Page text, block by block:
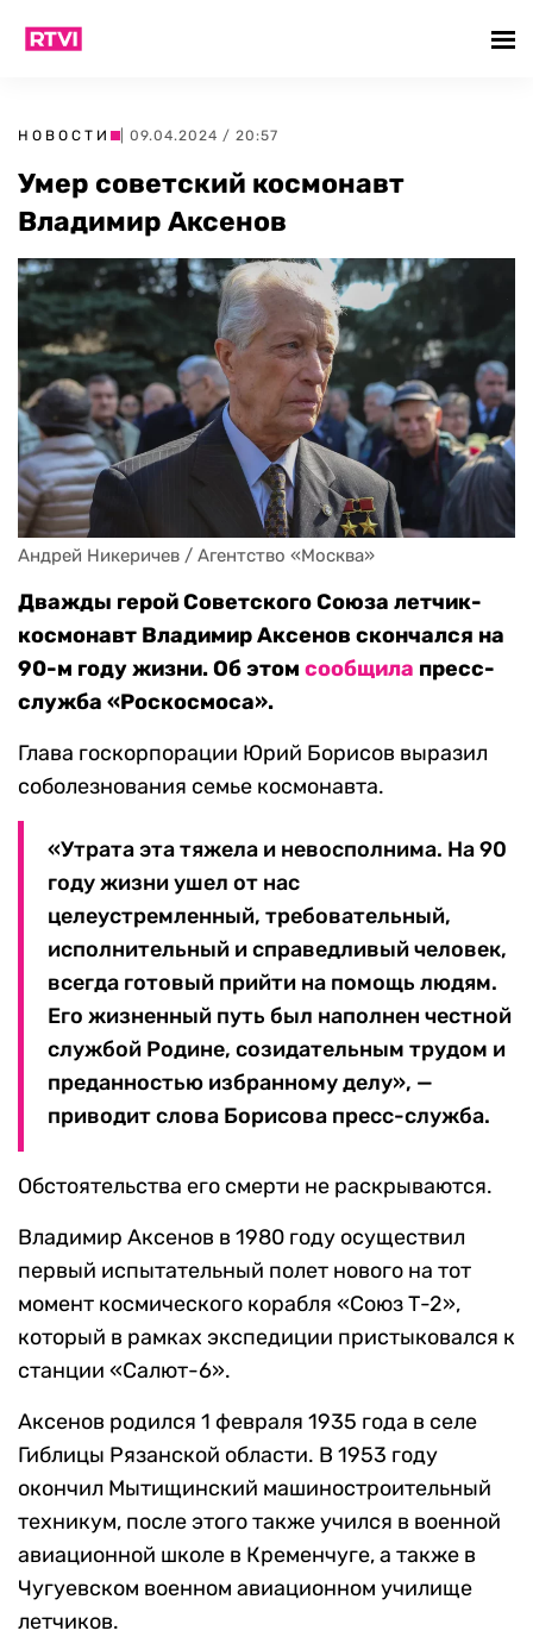
НОВОСТИ | 09.04.2024 / 20:57
Умер советский космонавт
Владимир Аксенов
Андрей Никеричев / Агентство «Москва»
Дважды герой Советского Союза летчик-
космонавт Владимир Аксенов скончался на
90-м году жизни. Об этом сообщила пресс-
служба «Роскосмоса».
Глава госкорпорации Юрий Борисов выразил
соболезнования семье космонавта.
«Утрата эта тяжела и невосполнима. На 90
году жизни ушел от нас
целеустремленный, требовательный,
исполнительный и справедливый человек,
всегда готовый прийти на помощь людям.
Его жизненный путь был наполнен честной
службой Родине, созидательным трудом и
преданностью избранному делу», —
приводит слова Борисова пресс-служба.
Обстоятельства его смерти не раскрываются.
Владимир Аксенов в 1980 году осуществил
первый испытательный полет нового на тот
момент космического корабля «Союз Т-2»,
который в рамках экспедиции пристыковался к
станции «Салют-6».
Аксенов родился 1 февраля 1935 года в селе
Гиблицы Рязанской области. В 1953 году
окончил Мытищинский машиностроительный
техникум, после этого также учился в военной
авиационной школе в Кременчуге, а также в
Чугуевском военном авиационном училище
летчиков.